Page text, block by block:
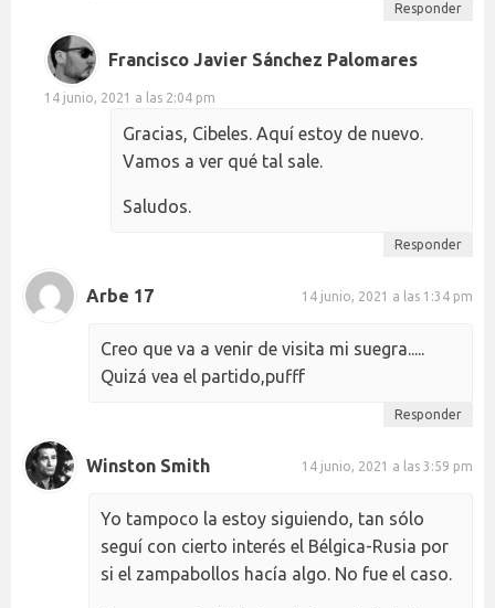
Responder
Francisco Javier Sánchez Palomares
14 junio, 2021 a las 2:04 pm
Gracias, Cibeles. Aquí estoy de nuevo.
Vamos a ver qué tal sale.
Saludos.
Responder
Arbe 17 14 junio, 2021 a las 1:34 pm
Creo que va a venir de visita mi suegra.....
Quizá vea el partido,pufff
Responder
Winston Smith 14 junio, 2021 a las 3:59 pm
Yo tampoco la estoy siguiendo, tan sólo
seguí con cierto interés el Bélgica-Rusia por
si el zampabollos hacía algo. No fue el caso.